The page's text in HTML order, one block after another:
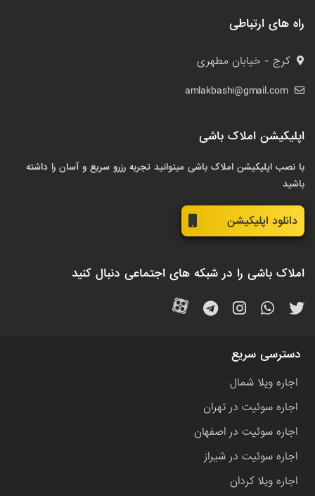
راه های ارتباطی
کرج - خیابان مطهری
amlakbashi@gmail.com
اپلیکیشن املاک باشی
با نصب اپلیکیشن املاک باشی میتوانید تجربه رزرو سریع و آسان را داشته
باشید
دانلود اپلیکیشن
املاک باشی را در شبکه های اجتماعی دنبال کنید
دسترسی سریع
اجاره ویلا شمال
اجاره سوئیت در تهران
اجاره سوئیت در اصفهان
اجاره سوئیت در شیراز
اجاره ویلا کردان